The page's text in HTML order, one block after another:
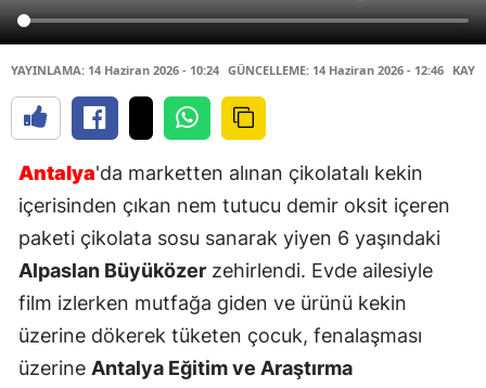
YAYINLAMA: 14 Haziran 2026 - 10:24 GÜNCELLEME: 14 Haziran 2026 - 12:46
Antalya'da marketten alınan çikolatalı kekin
içerisinden çıkan nem tutucu demir oksit içeren
paketi çikolata sosu sanarak yiyen 6 yaşındaki
Alpaslan Büyüközer zehirlendi. Evde ailesiyle
film izlerken mutfağa giden ve ürünü kekin
üzerine dökerek tüketen çocuk, fenalaşması
üzerine Antalya Eğitim ve Araştırma